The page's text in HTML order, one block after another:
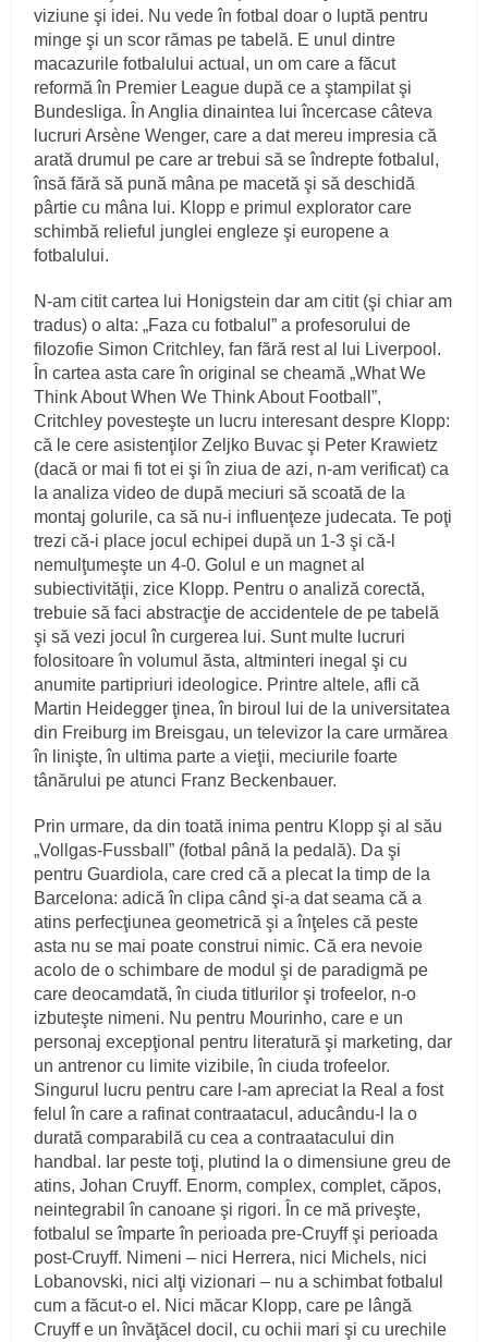
viziune şi idei. Nu vede în fotbal doar o luptă pentru
minge şi un scor rămas pe tabelă. E unul dintre
macazurile fotbalului actual, un om care a făcut
reformă în Premier League după ce a ştampilat şi
Bundesliga. În Anglia dinaintea lui încercase câteva
lucruri Arsène Wenger, care a dat mereu impresia că
arată drumul pe care ar trebui să se îndrepte fotbalul,
însă fără să pună mâna pe macetă şi să deschidă
pârtie cu mâna lui. Klopp e primul explorator care
schimbă relieful junglei engleze şi europene a
fotbalului.
N-am citit cartea lui Honigstein dar am citit (şi chiar am
tradus) o alta: „Faza cu fotbalul” a profesorului de
filozofie Simon Critchley, fan fără rest al lui Liverpool.
În cartea asta care în original se cheamă „What We
Think About When We Think About Football”,
Critchley povesteşte un lucru interesant despre Klopp:
că le cere asistenţilor Zeljko Buvac şi Peter Krawietz
(dacă or mai fi tot ei şi în ziua de azi, n-am verificat) ca
la analiza video de după meciuri să scoată de la
montaj golurile, ca să nu-i influenţeze judecata. Te poţi
trezi că-i place jocul echipei după un 1-3 şi că-l
nemulţumeşte un 4-0. Golul e un magnet al
subiectivităţii, zice Klopp. Pentru o analiză corectă,
trebuie să faci abstracţie de accidentele de pe tabelă
şi să vezi jocul în curgerea lui. Sunt multe lucruri
folositoare în volumul ăsta, altminteri inegal şi cu
anumite partipriuri ideologice. Printre altele, afli că
Martin Heidegger ţinea, în biroul lui de la universitatea
din Freiburg im Breisgau, un televizor la care urmărea
în linişte, în ultima parte a vieţii, meciurile foarte
tânărului pe atunci Franz Beckenbauer.
Prin urmare, da din toată inima pentru Klopp şi al său
„Vollgas-Fussball” (fotbal până la pedală). Da şi
pentru Guardiola, care cred că a plecat la timp de la
Barcelona: adică în clipa când şi-a dat seama că a
atins perfecţiunea geometrică şi a înţeles că peste
asta nu se mai poate construi nimic. Că era nevoie
acolo de o schimbare de modul şi de paradigmă pe
care deocamdată, în ciuda titlurilor şi trofeelor, n-o
izbuteşte nimeni. Nu pentru Mourinho, care e un
personaj excepţional pentru literatură şi marketing, dar
un antrenor cu limite vizibile, în ciuda trofeelor.
Singurul lucru pentru care l-am apreciat la Real a fost
felul în care a rafinat contraatacul, aducându-l la o
durată comparabilă cu cea a contraatacului din
handbal. Iar peste toţi, plutind la o dimensiune greu de
atins, Johan Cruyff. Enorm, complex, complet, căpos,
neintegrabil în canoane şi rigori. În ce mă priveşte,
fotbalul se împarte în perioada pre-Cruyff şi perioada
post-Cruyff. Nimeni – nici Herrera, nici Michels, nici
Lobanovski, nici alţi vizionari – nu a schimbat fotbalul
cum a făcut-o el. Nici măcar Klopp, care pe lângă
Cruyff e un învăţăcel docil, cu ochii mari şi cu urechile